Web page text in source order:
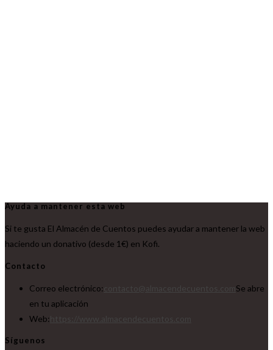
Ayuda a mantener esta web
Si te gusta El Almacén de Cuentos puedes ayudar a mantener la web
haciendo un donativo (desde 1€) en Kofi.
Contacto
Correo electrónico:
Se abre
en tu aplicación
Web:
Síguenos